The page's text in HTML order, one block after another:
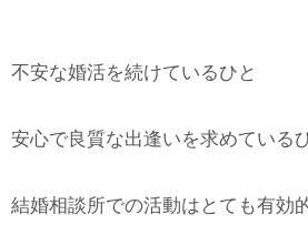
不安な婚活を続けているひと
安心で良質な出逢いを求めている
結婚相談所での活動はとても有効